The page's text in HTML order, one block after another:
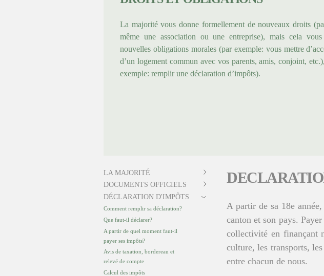
La majorité vous donne formellement de nouveaux droits
même une association ou une entreprise), mais cela
nouvelles obligations morales (par exemple: vous mettre
d’un logement commun avec vos parents, amis, conjoint,
exemple: remplir une déclaration d’impôts).
LA MAJORITÉ
DOCUMENTS OFFICIELS
DÉCLARATION D'IMPÔTS
Comment remplir sa déclaration?
Que faut-il déclarer?
A partir de quel moment faut-il
payer ses impôts?
Avis de taxation, bordereau et
relevé de compte
Calcul des impôts
A partir de sa 18e
canton et son pays.
collectivité en finançant
culture, les transports,
entre chacun de nous.